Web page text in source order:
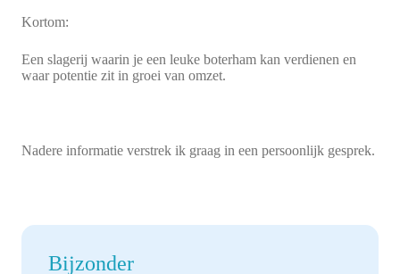
Kortom:
Een slagerij waarin je een leuke boterham kan verdienen en
waar potentie zit in groei van omzet.
Nadere informatie verstrek ik graag in een persoonlijk gesprek.
Bijzonder